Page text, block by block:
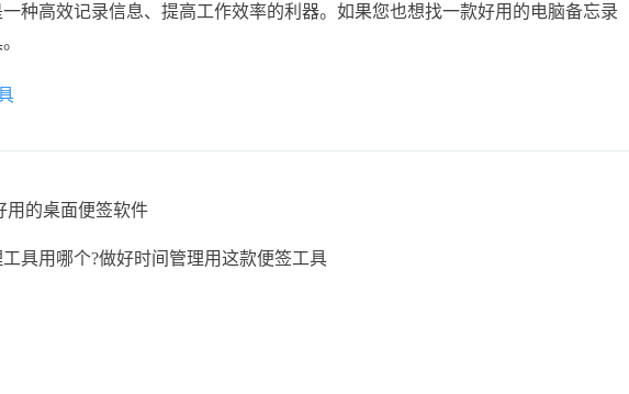
种高效记录信息、提高工作效率的利器。如果您也想找一款好用的电脑备忘录
用的桌面便签软件
具用哪个?做好时间管理用这款便签工具